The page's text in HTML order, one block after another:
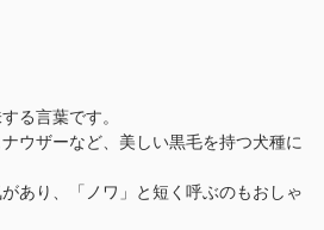
る言葉です。
ウザーなど、美しい黒毛を持つ犬種に
あり、「ノワ」と短く呼ぶのもおしゃ